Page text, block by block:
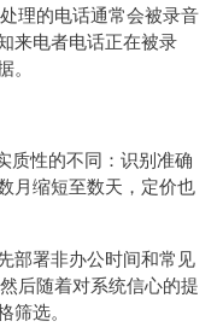
理的电话通常会被录音
来电者电话正在被录
质性的不同：识别准确
月缩短至数天，定价也
部署非办公时间和常见
后随着对系统信心的提
选。